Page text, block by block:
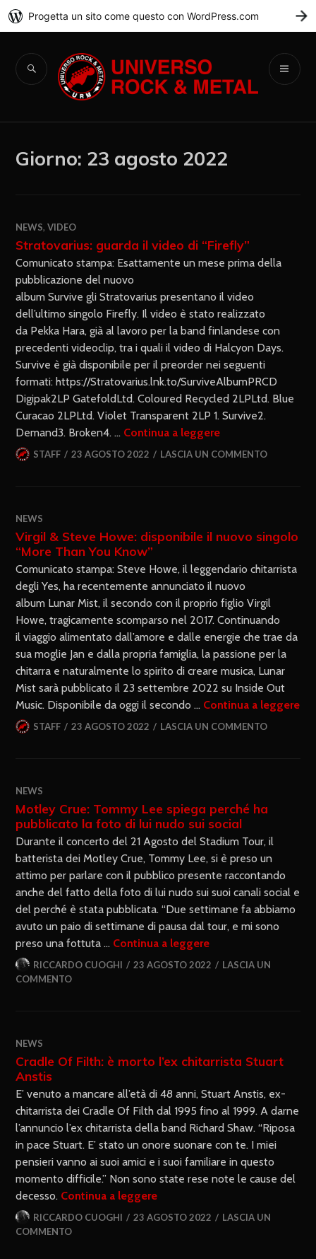
Universo Rock &
Metal
Giorno: 23 agosto 2022
NEWS,VIDEO
Stratovarius: guarda il video di “Firefly”
Comunicato stampa: Esattamente un mese prima della
pubblicazione del nuovo
album Survive gli Stratovarius presentano il video
dell’ultimo singolo Firefly. Il video è stato realizzato
da Pekka Hara, già al lavoro per la band finlandese con
precedenti videoclip, tra i quali il video di Halcyon Days.
Survive è già disponibile per il preorder nei seguenti
formati: https://Stratovarius.lnk.to/SurviveAlbumPRCD
Digipak2LP GatefoldLtd. Coloured Recycled 2LPLtd. Blue
Curacao 2LPLtd. Violet Transparent 2LP 1. Survive2.
Demand3. Broken4. … Continua a leggere
STAFF 23 AGOSTO 2022 LASCIA UN COMMENTO
NEWS
Virgil & Steve Howe: disponibile il nuovo singolo
“More Than You Know”
Comunicato stampa: Steve Howe, il leggendario chitarrista
degli Yes, ha recentemente annunciato il nuovo
album Lunar Mist, il secondo con il proprio figlio Virgil
Howe, tragicamente scomparso nel 2017. Continuando
il viaggio alimentato dall’amore e dalle energie che trae da
sua moglie Jan e dalla propria famiglia, la passione per la
chitarra e naturalmente lo spirito di creare musica, Lunar
Mist sarà pubblicato il 23 settembre 2022 su Inside Out
Music. Disponibile da oggi il secondo … Continua a leggere
STAFF 23 AGOSTO 2022 LASCIA UN COMMENTO
NEWS
Motley Crue: Tommy Lee spiega perché ha
pubblicato la foto di lui nudo sui social
Durante il concerto del 21 Agosto del Stadium Tour, il
batterista dei Motley Crue, Tommy Lee, si è preso un
attimo per parlare con il pubblico presente raccontando
anche del fatto della foto di lui nudo sui suoi canali social e
del perché è stata pubblicata. “Due settimane fa abbiamo
avuto un paio di settimane di pausa dal tour, e mi sono
preso una fottuta … Continua a leggere
RICCARDO CUOGHI 23 AGOSTO 2022
LASCIA UN
COMMENTO
NEWS
Cradle Of Filth: è morto l’ex chitarrista Stuart
Anstis
E’ venuto a mancare all’età di 48 anni, Stuart Anstis, ex-
chitarrista dei Cradle Of Filth dal 1995 fino al 1999. A darne
l’annuncio l’ex chitarrista della band Richard Shaw. “Riposa
in pace Stuart. E’ stato un onore suonare con te. I miei
pensieri vanno ai suoi amici e i suoi familiare in questo
momento difficile.” Non sono state rese note le cause del
decesso. Continua a leggere
RICCARDO CUOGHI 23 AGOSTO 2022
LASCIA UN
COMMENTO
Progetta un sito come questo con WordPress.com